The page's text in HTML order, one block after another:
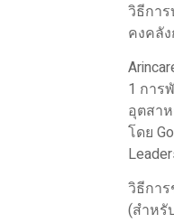
วิธีกา
คงคลั
1 การ
อุตสา
โดย
วิธีการ
(สำหรั